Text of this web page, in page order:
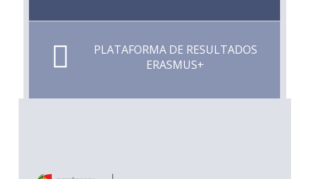
PLATAFORMA DE RESULTADOS
ERASMUS+